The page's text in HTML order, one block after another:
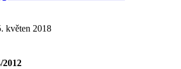
květen 2018
2012